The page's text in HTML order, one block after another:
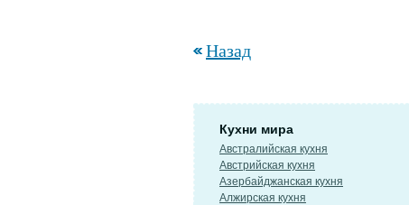
Назад
Кухни мира
Австралийская кухня
Австрийская кухня
Азербайджанская кухня
Алжирская кухня